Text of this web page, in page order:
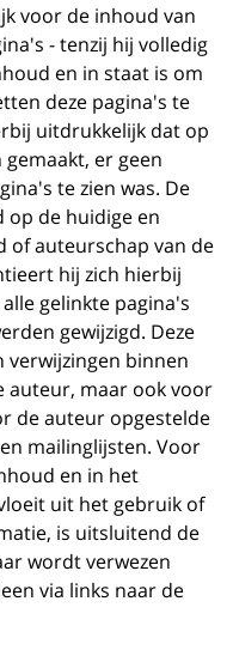
voor de inhoud van
- tenzij hij volledig
en in staat is om
deze pagina's te
uitdrukkelijk dat op
er geen
te zien was. De
op de huidige en
of auteurschap van de
hij zich hierbij
gelinkte pagina's
gewijzigd. Deze
verwijzingen binnen
auteur, maar ook voor
de auteur opgestelde
mailinglijsten. Voor
en in het
uit het gebruik of
is uitsluitend de
wordt verwezen
via links naar de